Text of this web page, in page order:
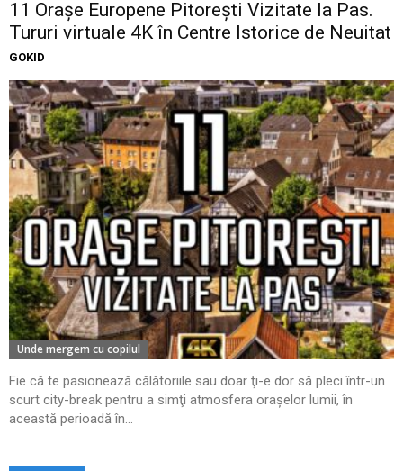
11 Oraşe Europene Pitoreşti Vizitate la Pas.
Tururi virtuale 4K în Centre Istorice de Neuitat
GOKID
Unde mergem cu copilul
Fie că te pasionează călătoriile sau doar ţi-e dor să pleci într-un
scurt city-break pentru a simţi atmosfera oraşelor lumii, în
această perioadă în...